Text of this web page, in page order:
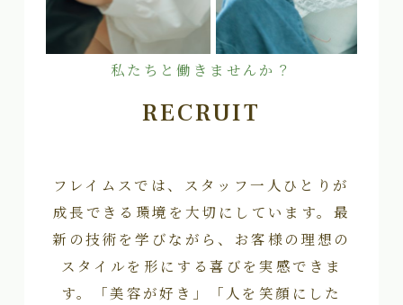
私たちと働きませんか？
RECRUIT
フレイムスでは、スタッフ一人ひとりが
成長できる環境を大切にしています。最
新の技術を学びながら、お客様の理想の
スタイルを形にする喜びを実感できま
す。「美容が好き」「人を笑顔にした